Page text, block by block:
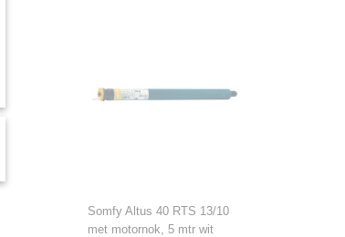
Somfy Altus 40 RTS 13/10
met motornok, 5 mtr wit